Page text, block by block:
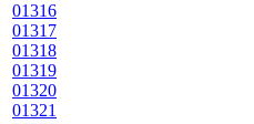
01316
01317
01318
01319
01320
01321